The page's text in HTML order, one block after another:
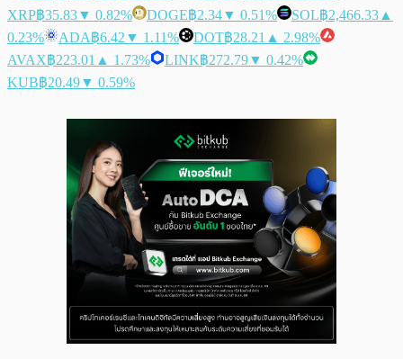
XRP฿35.83▼ 0.82% DOGE฿2.34▼ 0.51% SOL฿2,466.33 ▲
0.23%
ADA฿6.42 ▼ 1.11% DOT฿28.21 ▲ 2.98%
AVAX฿223.01 ▲ 1.73% LINK฿272.79▼ 0.42%
KUB฿20.49▼ 0.59%